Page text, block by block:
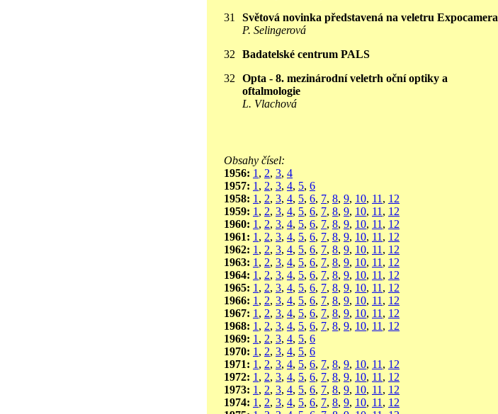
31
Světová novinka představená na veletru Expocamera
P. Selingerová
32
Badatelské centrum PALS
32
Opta - 8. mezinárodní veletrh oční optiky a
oftalmologie
L. Vlachová
Obsahy čísel:
1956: 1 , 2, 3, 4
1957: 1 , 2, 3, 4, 5, 6
1958: 1 , 2, 3, 4, 5, 6, 7, 8, 9, 10, 11 , 12
1959: 1 , 2, 3, 4, 5, 6, 7, 8, 9, 10, 11 , 12
1960: 1 , 2, 3, 4, 5, 6, 7, 8, 9, 10, 11 , 12
1961: 1 , 2, 3, 4, 5, 6, 7, 8, 9, 10, 11 , 12
1962: 1 , 2, 3, 4, 5, 6, 7, 8, 9, 10, 11 , 12
1963: 1 , 2, 3, 4, 5, 6, 7, 8, 9, 10, 11 , 12
1964: 1 , 2, 3, 4, 5, 6, 7, 8, 9, 10, 11 , 12
1965: 1 , 2, 3, 4, 5, 6, 7, 8, 9, 10, 11 , 12
1966: 1 , 2, 3, 4, 5, 6, 7, 8, 9, 10, 11 , 12
1967: 1 , 2, 3, 4, 5, 6, 7, 8, 9, 10, 11 , 12
1968: 1 , 2, 3, 4, 5, 6, 7, 8, 9, 10, 11 , 12
1969: 1 , 2, 3, 4, 5, 6
1970: 1 , 2, 3, 4, 5, 6
1971: 1 , 2, 3, 4, 5, 6, 7, 8, 9, 10, 11 , 12
1972: 1 , 2, 3, 4, 5, 6, 7, 8, 9, 10, 11 , 12
1973: 1 , 2, 3, 4, 5, 6, 7, 8, 9, 10, 11 , 12
1974: 1 , 2, 3, 4, 5, 6, 7, 8, 9, 10, 11 , 12